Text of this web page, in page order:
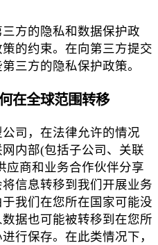
方的隐私和数据保护政
的约束。在向第三方提交
三方的隐私保护政策。
全球范围转移
司，在法律允许的情况
内部(包括子公司、关联
应商和业务合作伙伴分享
信息转移到我们开展业务
我们在您所在国家可能没
据也可能被转移到在您所
行保存。在此类情况下，